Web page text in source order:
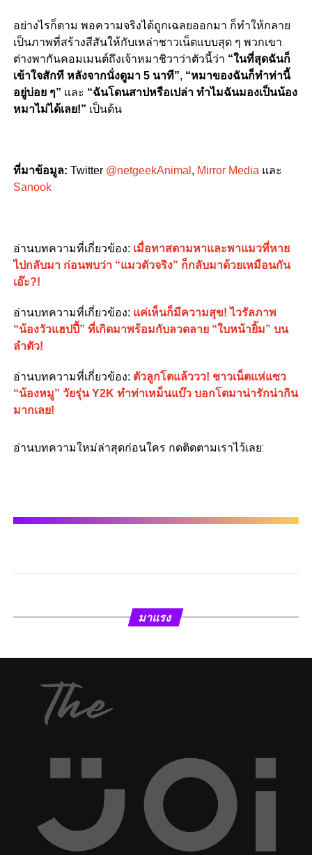
อย่างไรก็ตาม พอความจริงได้ถูกเฉลยออกมา ก็ทำให้กลาย
เป็นภาพที่สร้างสีสันให้กับเหล่าชาวเน็ตแบบสุด ๆ พวกเขา
ต่างพากันคอมเมนต์ถึงเจ้าหมาชิวาว่าตัวนี้ว่า “ในที่สุดฉันก็
เข้าใจสักที หลังจากนั่งดูมา 5 นาที”, “หมาของฉันก็ทำท่านี้
อยู่บ่อย ๆ” และ “ฉันโดนสาปหรือเปล่า ทำไมฉันมองเป็นน้อง
หมาไม่ได้เลย!” เป็นต้น
ที่มาข้อมูล: Twitter @netgeekAnimal , Mirror Media และ
Sanook
อ่านบทความที่เกี่ยวข้อง: เมื่อทาสตามหาและพาแมวที่หาย
ไปกลับมา ก่อนพบว่า “แมวตัวจริง” ก็กลับมาด้วยเหมือนกัน
เอ๊ะ?!
อ่านบทความที่เกี่ยวข้อง: แค่เห็นก็มีความสุข! ไวรัลภาพ
“น้องวัวแฮปปี้” ที่เกิดมาพร้อมกับลวดลาย “ใบหน้ายิ้ม” บน
ลำตัว!
อ่านบทความที่เกี่ยวข้อง: ตัวลูกโตแล้ววว! ชาวเน็ตแห่แซว
“น้องหมู” วัยรุ่น Y2K ทำท่าเหม็นแบ๊ว บอกโตมาน่ารักน่ากิน
มากเลย!
อ่านบทความใหม่ล่าสุดก่อนใคร กดติดตามเราไว้เลย:
มาแรง